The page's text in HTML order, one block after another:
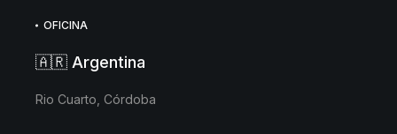
OFICINA
🇦🇷 Argentina
Rio Cuarto, Córdoba